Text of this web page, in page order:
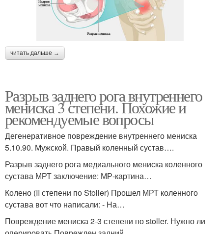
читать дальше →
Разрыв заднего рога внутреннего
мениска 3 степени. Похожие и
рекомендуемые вопросы
Дегенеративное повреждение внутреннего мениска
5.10.90. Мужской. Правый коленный сустав….
Разрыв заднего рога медиального мениска коленного
сустава МРТ заключение: МР-картина…
Колено (II степени по Stoller) Прошел МРТ коленного
сустава вот что написали: - На…
Повреждение мениска 2-3 степени по stoller. Нужно ли